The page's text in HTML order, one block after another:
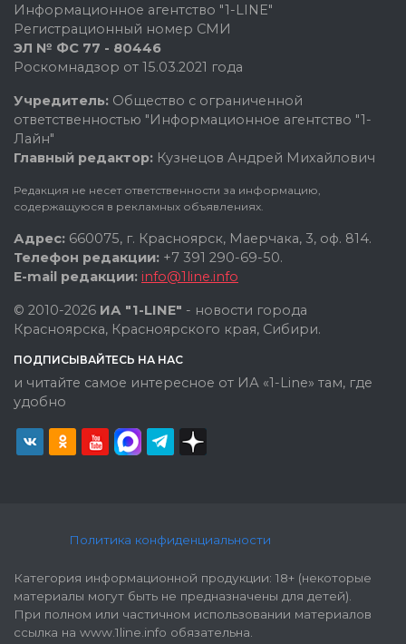
Информационное агентство "1-LINE"
Регистрационный номер СМИ
ЭЛ № ФС 77 - 80446
Роскомнадзор от 15.03.2021 года
Учредитель: Общество с ограниченной
ответственностью "Информационное агентство "1-
Лайн"
Главный редактор: Кузнецов Андрей Михайлович
Редакция не несет ответственности за информацию,
содержащуюся в рекламных объявлениях.
Адрес: 660075, г. Красноярск, Маерчака, 3, оф. 814.
Телефон редакции: +7 391 290-69-50.
E-mail редакции: info@1line.info
© 2010-2026 ИА "1-LINE" - новости города
Красноярска, Красноярского края, Сибири.
ПОДПИСЫВАЙТЕСЬ НА НАС
и читайте самое интересное от ИА «1-Line» там, где
удобно
Политика конфиденциальности
Категория информационной продукции: 18+ (некоторые
материалы могут быть не предназначены для детей).
При полном или частичном использовании материалов
ссылка на www.1line.info обязательна.